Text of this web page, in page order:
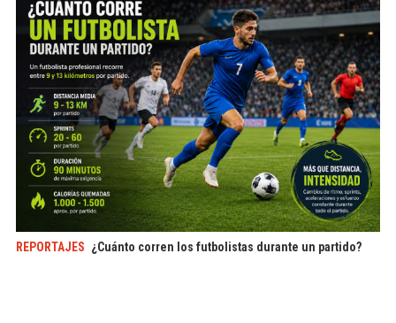
REPORTAJES ¿Cuánto corren los futbolistas durante un partido?